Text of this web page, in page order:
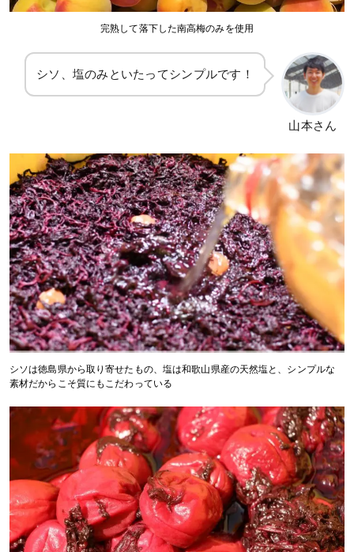
完熟して落下した南高梅のみを使用
シソ、塩のみといたってシンプルです！
山本さん
シソは徳島県から取り寄せたもの、塩は和歌山県産の天然塩と、シンプルな
素材だからこそ質にもこだわっている